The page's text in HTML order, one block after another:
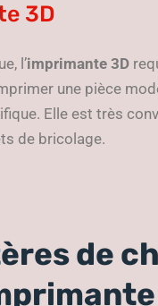
3D
l’imprimante 3D
une pièce
Elle est très
de bricolage.
de